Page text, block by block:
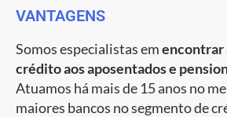
VANTAGENS
Somos especialistas emencontrar
crédito aos aposentados e
Atuamos há mais de 15 anos no
maiores bancos no segmento de